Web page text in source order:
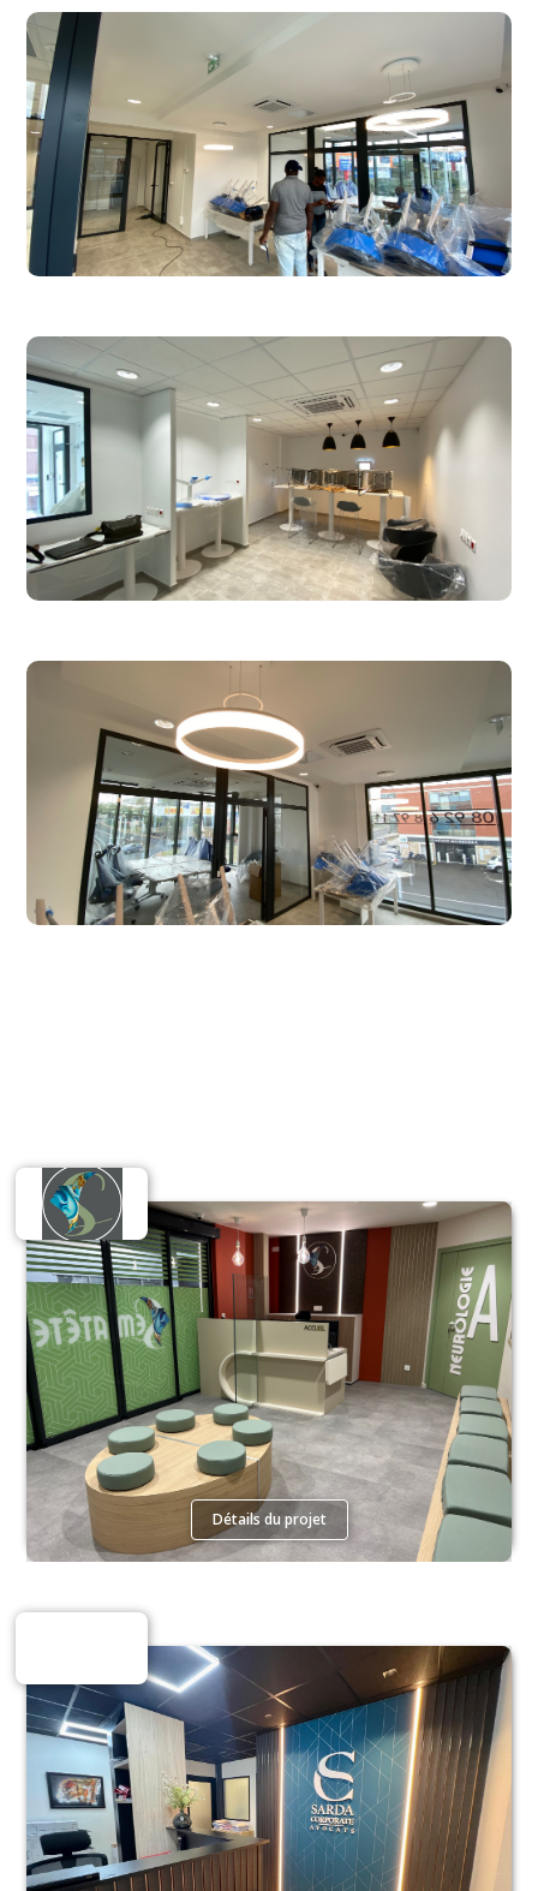
Santé
Détails du projet